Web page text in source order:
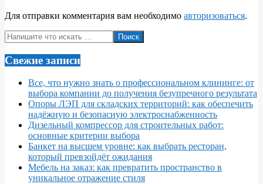
Для отправки комментария вам необходимо авторизоваться.
Поиск
Свежие записи
Все, что нужно знать о профессиональном клининге: от
выбора компании до получения безупречного результата
Опоры ЛЭП для складских территорий: как обеспечить
надёжную и безопасную электроснабженность
Дизельный компрессор для строительных работ:
основные критерии выбора
Банкет на высшем уровне: как выбрать ресторан,
который превзойдёт ожидания
Мебель на заказ: как превратить пространство в
уникальное отражение стиля